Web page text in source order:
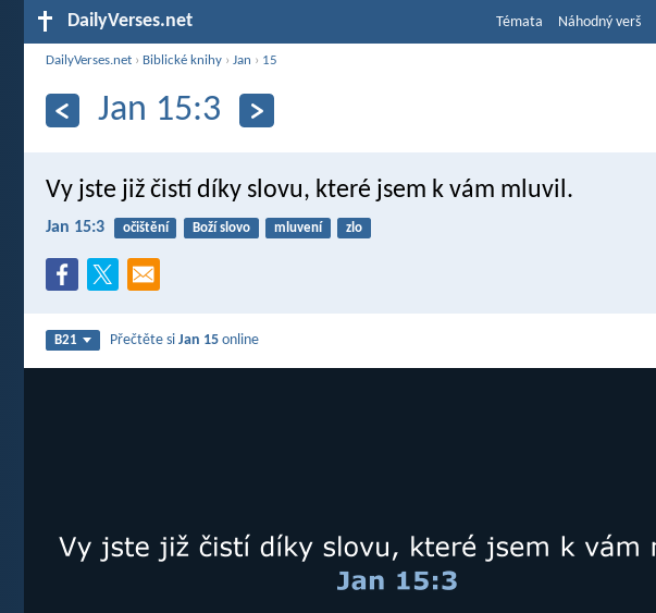
DailyVerses.net Témata Náhodný verš
DailyVerses.net › Biblické knihy ›Jan › 15
Jan 15:3
Vy jste již čistí díky slovu, které jsem k vám mluvil.
Jan 15:3 očištění Boží slovo mluvení zlo
B21 Přečtěte siJan 15 online